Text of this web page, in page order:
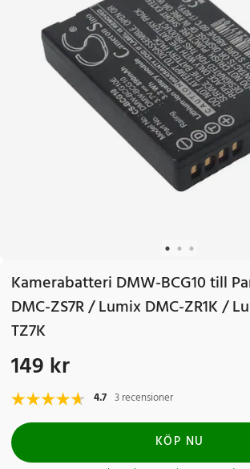
Kamerabatteri DMW-BCG10 till
DMC-ZS7R / Lumix DMC-ZR1K /
TZ7K
Pris:149 kr
149 kr
4.7 3 recensioner
KÖP NU